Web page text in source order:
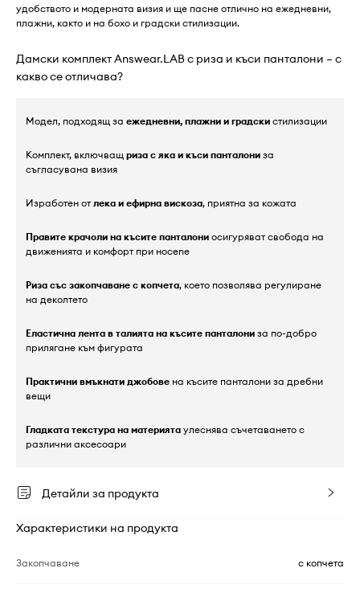
удобството и модерната визия и ще пасне отлично на ежедневни,
плажни, както и на бохо и градски стилизации.
Дамски комплект Answear.LAB с риза и къси панталони – с
какво се отличава?
Модел, подходящ за ежедневни, плажни и градски стилизации
Комплект, включващ риза с яка и къси панталони за
съгласувана визия
Изработен отлека и ефирна вискоза, приятна за кожата
Правите крачоли на късите панталони осигуряват свобода на
движенията и комфорт при носene
Риза със закопчаване с копчета, което позволява регулиране
на деколтето
Еластична лента в талията на късите панталони за по-добро
прилягане към фигурата
Практични вмъкнати джобове на късите панталони за дребни
вещи
Гладката текстура на материята улеснява съчетаването с
различни аксесоари
Детайли за продукта
Характеристики на продукта
Закопчаване с копчета